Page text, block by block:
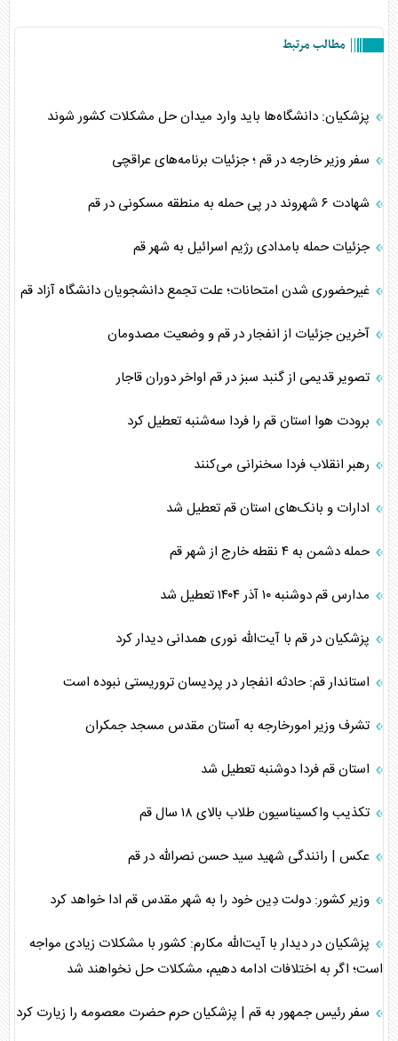
مطالب مرتبط
پزشکیان: دانشگاه‌ها باید وارد میدان حل مشکلات کشور شوند
سفر وزیر خارجه در قم ؛ جزئیات برنامه‌های عراقچی
شهادت ۶ شهروند در پی حمله به منطقه مسکونی در قم
جزئیات حمله بامدادی رژیم اسرائیل به شهر قم
غیرحضوری شدن امتحانات؛ علت تجمع دانشجویان دانشگاه آزاد قم
آخرین جزئیات از انفجار در قم و وضعیت مصدومان
تصویر قدیمی از گنبد سبز در قم اواخر دوران قاجار
برودت هوا استان قم را فردا سه‌شنبه تعطیل کرد
رهبر انقلاب فردا سخنرانی می‌کنند
ادارات و بانک‌های استان قم تعطیل شد
حمله دشمن به ۴ نقطه خارج از شهر قم
مدارس قم دوشنبه ۱۰ آذر ۱۴۰۴ تعطیل شد
پزشکیان در قم با آیت‌الله نوری همدانی دیدار کرد
استاندار قم: حادثه انفجار در پردیسان تروریستی نبوده است
تشرف وزیر امورخارجه به آستان مقدس مسجد جمکران
استان قم فردا دوشنبه تعطیل شد
تکذیب واکسیناسیون طلاب بالای ۱۸ سال قم
عکس | رانندگی شهید سید حسن نصرالله در قم
وزیر کشور: دولت دِین خود را به شهر مقدس قم ادا خواهد کرد
پزشکیان در دیدار با آیت‌الله مکارم: کشور با مشکلات زیادی مواجه
است؛ اگر به اختلافات ادامه دهیم، مشکلات حل نخواهند شد
سفر رئیس جمهور به قم | پزشکیان حرم حضرت معصومه را زیارت کرد